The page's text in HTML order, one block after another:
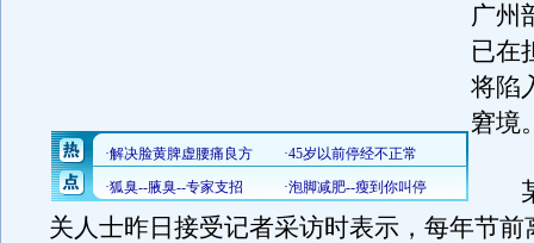
广州
已在
将陷
窘境
某
关人士昨日接受记者采访时表示，每年节前